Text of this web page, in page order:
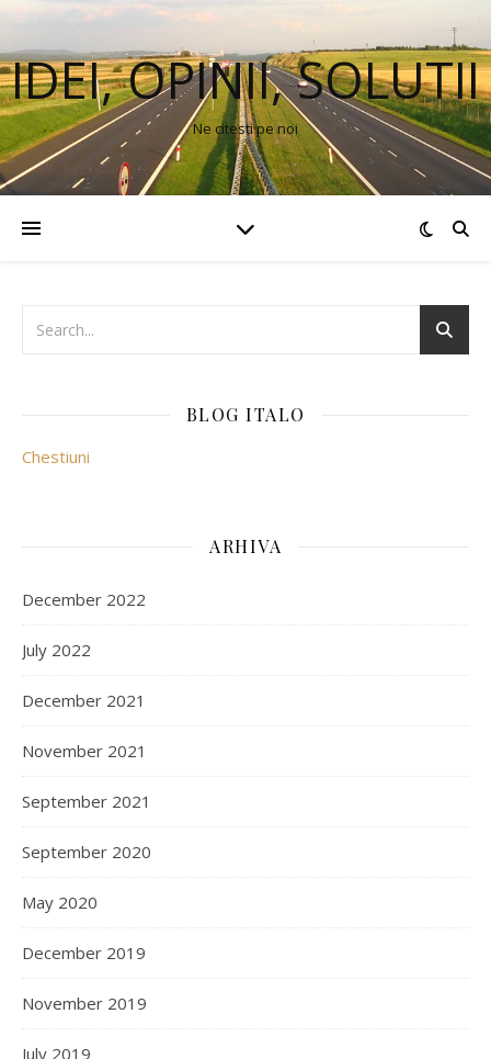
IDEI, OPINII, SOLUTII
Ne citesti pe noi
BLOG ITALO
Chestiuni
ARHIVA
December 2022
July 2022
December 2021
November 2021
September 2021
September 2020
May 2020
December 2019
November 2019
July 2019